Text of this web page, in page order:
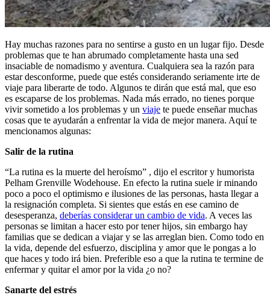
Hay muchas razones para no sentirse a gusto en un lugar fijo. Desde
problemas que te han abrumado completamente hasta una sed
insaciable de nomadismo y aventura. Cualquiera sea la razón para
estar desconforme, puede que estés considerando seriamente irte de
viaje para liberarte de todo. Algunos te dirán que está mal, que eso
es escaparse de los problemas. Nada más errado, no tienes porque
vivir sometido a los problemas y un viaje te puede enseñar muchas
cosas que te ayudarán a enfrentar la vida de mejor manera. Aquí te
mencionamos algunas:
Salir de la rutina
“La rutina es la muerte del heroísmo” , dijo el escritor y humorista
Pelham Grenville Wodehouse. En efecto la rutina suele ir minando
poco a poco el optimismo e ilusiones de las personas, hasta llegar a
la resignación completa. Si sientes que estás en ese camino de
desesperanza, deberías considerar un cambio de vida. A veces las
personas se limitan a hacer esto por tener hijos, sin embargo hay
familias que se dedican a viajar y se las arreglan bien. Como todo en
la vida, depende del esfuerzo, disciplina y amor que le pongas a lo
que haces y todo irá bien. Preferible eso a que la rutina te termine de
enfermar y quitar el amor por la vida ¿o no?
Sanarte del estrés